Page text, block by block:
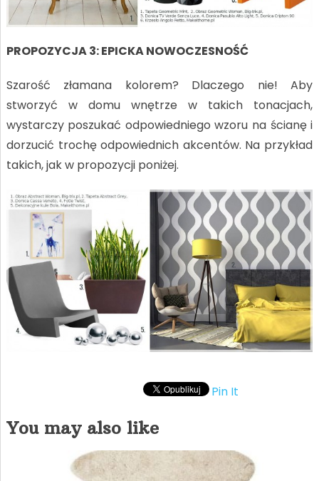
PROPOZYCJA 3: EPICKA NOWOCZESNOŚĆ
Szarość złamana kolorem? Dlaczego nie! Aby
stworzyć w domu wnętrze w takich tonacjach,
wystarczy poszukać odpowiedniego wzoru na ścianę i
dorzucić trochę odpowiednich akcentów. Na przykład
takich, jak w propozycji poniżej.
Pin It
You may also like